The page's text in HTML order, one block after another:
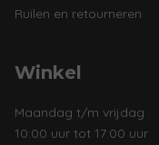
Ruilen en retourneren
Winkel
Maandag t/m vrijdag
10:00 uur tot 17:00 uur